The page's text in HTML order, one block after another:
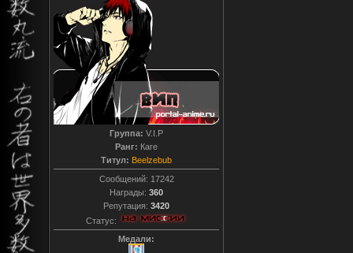
Группа: V.I.P
Ранг: Каге
Титул: Beelzebub
Сообщений: 17242
Награды: 360
Репутация: 3420
Статус:
Медали: